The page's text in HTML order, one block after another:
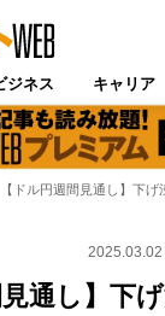
ジネス キャリア
【ドル円週間見通し】下
見通し】下